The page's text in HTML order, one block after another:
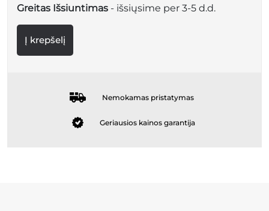
Greitas Išsiuntimas - išsiųsime per 3-5 d.d.
Į krepšelį
Nemokamas pristatymas
Geriausios kainos garantija